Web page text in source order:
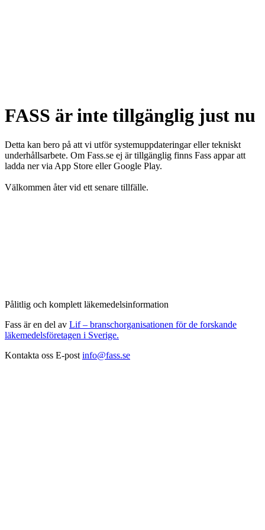
FASS är inte tillgänglig just nu
Detta kan bero på att vi utför systemuppdateringar eller tekniskt
underhållsarbete. Om Fass.se ej är tillgänglig finns Fass appar att
ladda ner via App Store eller Google Play.
Välkommen åter vid ett senare tillfälle.
Pålitlig och komplett läkemedelsinformation
Fass är en del av Lif – branschorganisationen för de forskande
läkemedelsföretagen i Sverige.
Kontakta oss E-post info@fass.se